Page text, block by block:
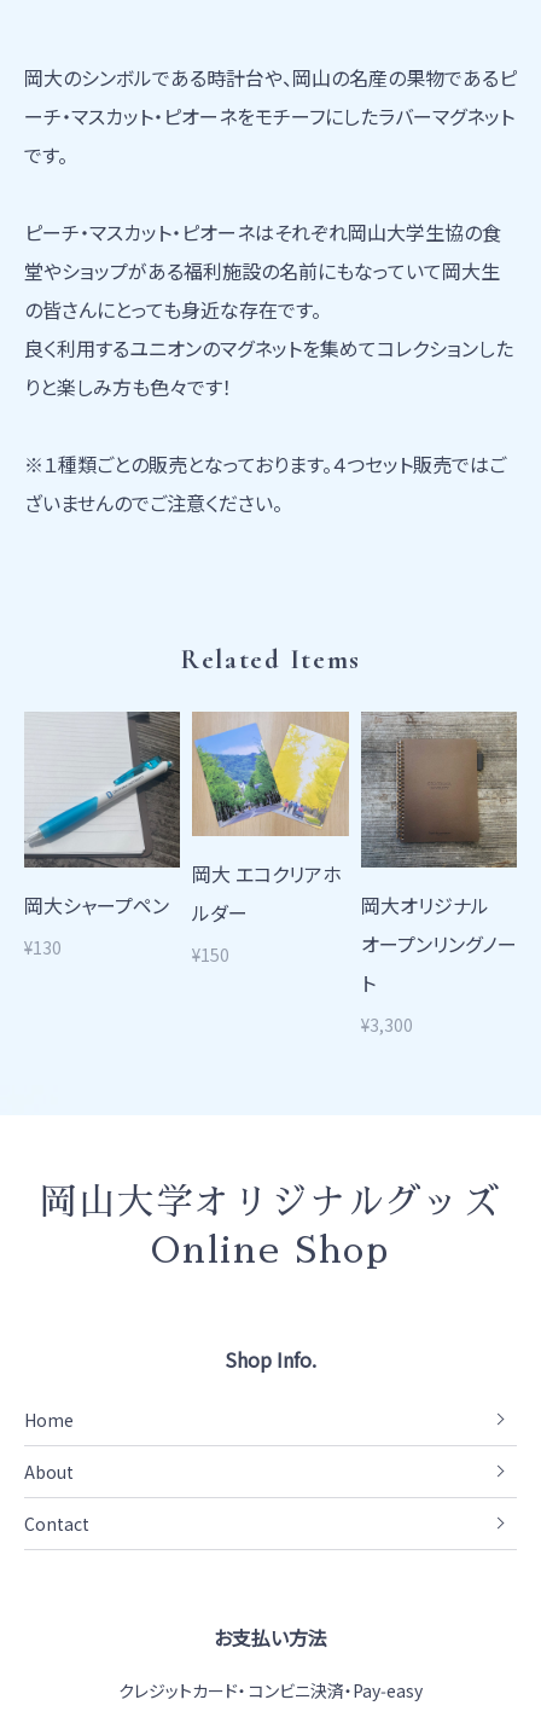
岡大のシンボルである時計台や、岡山の名産の果物であるピ
ーチ・マスカット・ピオーネをモチーフにしたラバーマグネット
です。
ピーチ・マスカット・ピオーネはそれぞれ岡山大学生協の食
堂やショップがある福利施設の名前にもなっていて岡大生
の皆さんにとっても身近な存在です。
良く利用するユニオンのマグネットを集めてコレクションした
りと楽しみ方も色々です！
※１種類ごとの販売となっております。４つセット販売ではご
ざいませんのでご注意ください。
Related Items
岡大シャープペン
¥130
岡大 エコクリアホ
ルダー
¥150
岡大オリジナル
オープンリングノー
ト
¥3,300
岡山大学オリジナルグッズ
Online Shop
Shop Info.
Home
About
Contact
お支払い方法
クレジットカード コンビニ決済・Pay‑easy